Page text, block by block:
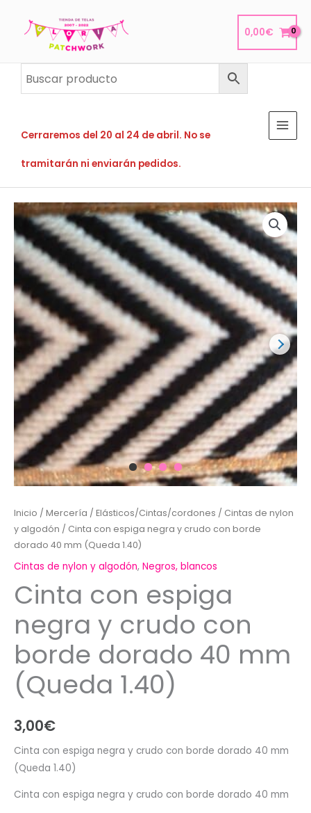
0,00€
Cerraremos del 20 al 24 de abril. No se
tramitarán ni enviarán pedidos.
Inicio / Mercería / Elásticos/Cintas/cordones / Cintas de nylon
y algodón / Cinta con espiga negra y crudo con borde
dorado 40 mm (Queda 1.40)
Cintas de nylon y algodón, Negros, blancos
Cinta con espiga
negra y crudo con
borde dorado 40 mm
(Queda 1.40)
3,00€
Cinta con espiga negra y crudo con borde dorado 40 mm
(Queda 1.40)
Cinta con espiga negra y crudo con borde dorado 40 mm